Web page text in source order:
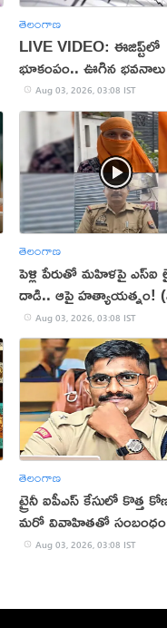
తెలంగాణ
LIVE VIDEO: ఈజిప్ట్‌లో
భూకంపం.. ఊగిన భవనాలు
Aug 03, 2026, 03:08 IST
తెలంగాణ
పెళ్లి పేరుతో మహిళపై ఎస్‌ఐ
దాడి.. ఆపై
Aug 03, 2026, 03:08 IST
తెలంగాణ
ట్రైనీ ఐపీఎస్‌ కేసులో కొత్త
మరో వివాహితతో
Aug 03, 2026, 03:08 IST